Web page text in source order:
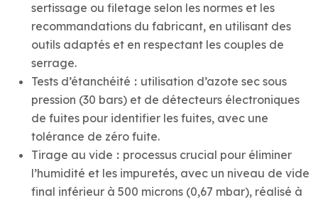
sertissage ou filetage selon les normes et les
recommandations du fabricant, en utilisant des
outils adaptés et en respectant les couples de
serrage.
Tests d’étanchéité : utilisation d’azote sec sous
pression (30 bars) et de détecteurs électroniques
de fuites pour identifier les fuites, avec une
tolérance de zéro fuite.
Tirage au vide : processus crucial pour éliminer
l’humidité et les impuretés, avec un niveau de vide
final inférieur à 500 microns (0,67 mbar), réalisé à